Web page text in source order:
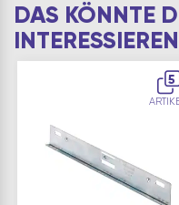
DAS KÖNNTE
INTERESSIEREN
5